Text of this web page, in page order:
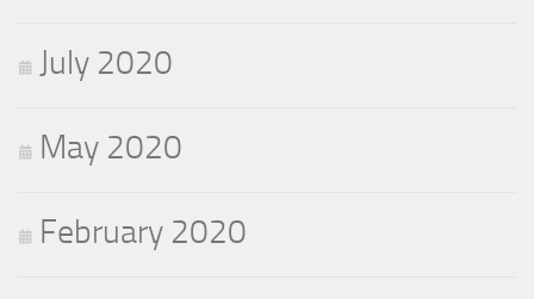
July 2020
May 2020
February 2020